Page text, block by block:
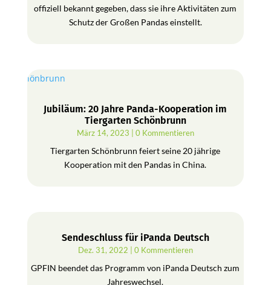
offiziell bekannt gegeben, dass sie ihre Aktivitäten zum
Schutz der Großen Pandas einstellt.
Jubiläum: 20 Jahre Panda-Kooperation im
Tiergarten Schönbrunn
März 14, 2023 | 0 Kommentieren
Tiergarten Schönbrunn feiert seine 20 jährige
Kooperation mit den Pandas in China.
Sendeschluss für iPanda Deutsch
Dez. 31, 2022 | 0 Kommentieren
GPFIN beendet das Programm von iPanda Deutsch zum
Jahreswechsel.